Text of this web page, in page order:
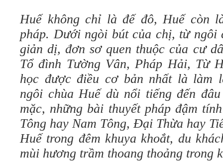
Huế không chỉ là đế đô, Huế còn
pháp. Dưới ngòi bút của chị, từ ngôi
giản dị, đơn sơ quen thuộc của cư
Tổ đình Tường Vân, Pháp Hải, Từ
học được điều cơ bản nhất là làm
ngôi chùa Huế dù nổi tiếng đến
mặc, những bài thuyết pháp đậm
Tông hay Nam Tông, Đại Thừa hay
Huế trong đêm khuya khoắt, du
mùi hương trầm thoang thoảng trong